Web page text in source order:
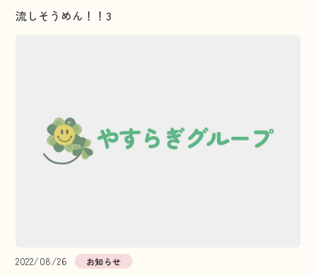
流しそうめん！！3
2022/08/26 お知らせ